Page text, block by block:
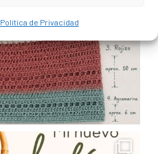
Política de Privacidad